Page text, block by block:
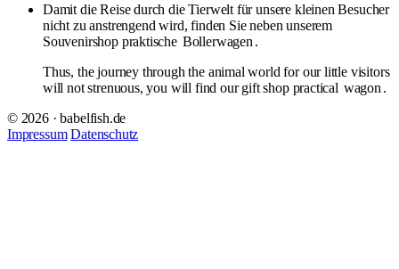
Damit die Reise durch die Tierwelt für unsere kleinen Besucher
nicht zu anstrengend wird, finden Sie neben unserem
Souvenirshop praktische Bollerwagen .
Thus, the journey through the animal world for our little visitors
will not strenuous, you will find our gift shop practical wagon .
© 2026 · babelfish.de
Impressum Datenschutz